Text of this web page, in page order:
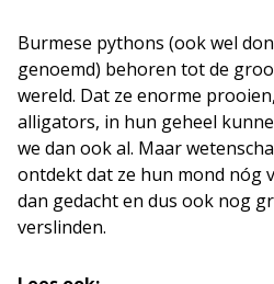
Burmese pythons (ook wel
genoemd) behoren tot de
wereld. Dat ze enorme
alligators, in hun geheel
we dan ook al. Maar
ontdekt dat ze hun mond nóg
dan gedacht en dus ook nog
verslinden.